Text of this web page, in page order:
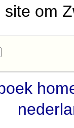
site om